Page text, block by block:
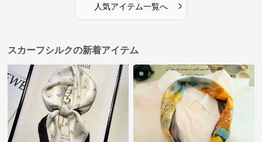
人気アイテム一覧へ ›
スカーフシルクの新着アイテム